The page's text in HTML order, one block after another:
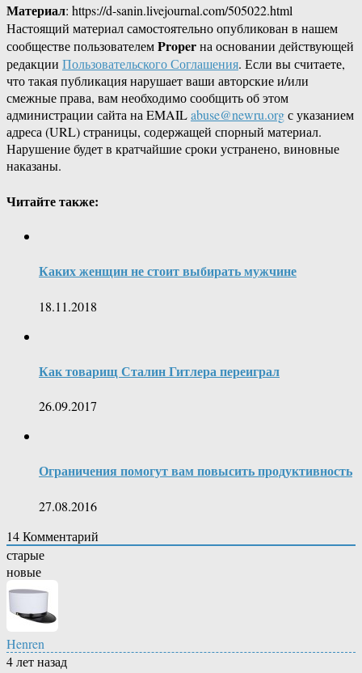
Материал: https://d-sanin.livejournal.com/505022.html
Настоящий материал самостоятельно опубликован в нашем
сообществе пользователемProperна основании действующей
редакции Пользовательского Соглашения. Если вы считаете,
что такая публикация нарушает ваши авторские и/или
смежные права, вам необходимо сообщить об этом
администрации сайта на EMAILabuse@newru.orgс указанием
адреса (URL) страницы, содержащей спорный материал.
Нарушение будет в кратчайшие сроки устранено, виновные
наказаны.
Читайте также:
Каких женщин не стоит выбирать мужчине
18.11.2018
Как товарищ Сталин Гитлера переиграл
26.09.2017
Ограничения помогут вам повысить продуктивность
27.08.2016
14Комментарий
старые
новые
Henren
4 лет назад